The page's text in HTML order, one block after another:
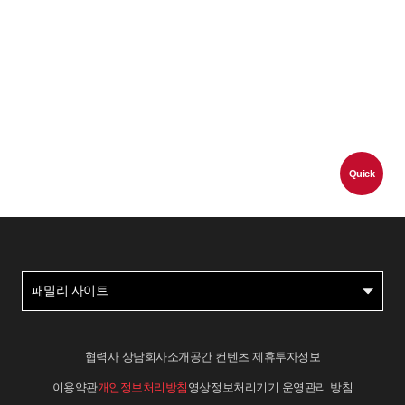
Quick
패밀리 사이트
협력사 상담회사소개 공간 컨텐츠 제휴투자정보
이용약관개인정보처리방침 영상정보처리기기 운영관리 방침